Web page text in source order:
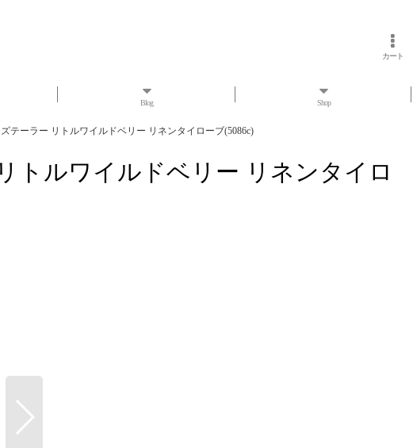
カート
Blog Shop
テーラー リトルワイルドベリー リネンタイローブ(5086c)
トルワイルドベリー リネンタイロ